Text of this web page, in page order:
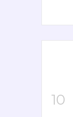
10